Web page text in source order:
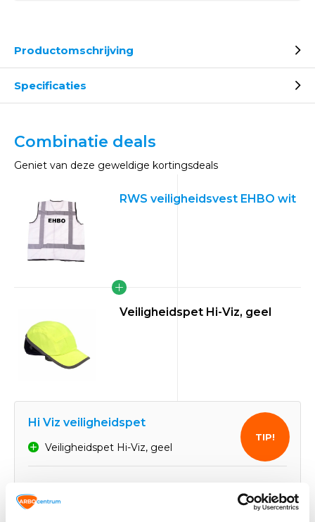
Productomschrijving
Specificaties
Combinatie deals
Geniet van deze geweldige kortingsdeals
RWS veiligheidsvest EHBO wit
Veiligheidspet Hi-Viz, geel
Hi Viz veiligheidspet
Veiligheidspet Hi-Viz, geel
Je bespaart:
4,28
TIP!